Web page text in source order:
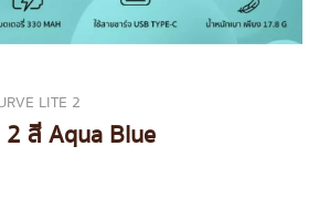
LITE 2
2 สี Aqua Blue